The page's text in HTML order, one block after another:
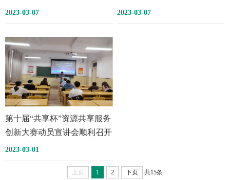
2023-03-07 2023-03-07
第十届“共享杯”资源共享服务
创新大赛动员宣讲会顺利召开
2023-03-01
上页 1 2 下页 共15条